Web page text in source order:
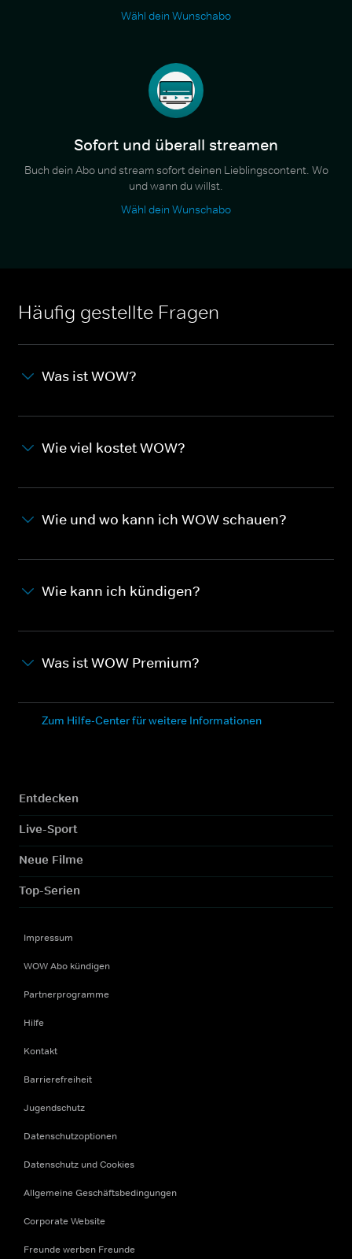
Wähl dein Wunschabo
Sofort und überall streamen
Buch dein Abo und stream sofort deinen Lieblingscontent. Wo
und wann du willst.
Wähl dein Wunschabo
Häufig gestellte Fragen
Was ist WOW?
Wie viel kostet WOW?
Wie und wo kann ich WOW schauen?
Wie kann ich kündigen?
Was ist WOW Premium?
Zum Hilfe-Center für weitere Informationen
Entdecken
Live-Sport
Neue Filme
Top-Serien
Impressum
WOW Abo kündigen
Partnerprogramme
Hilfe
Kontakt
Barrierefreiheit
Jugendschutz
Datenschutzoptionen
Datenschutz und Cookies
Allgemeine Geschäftsbedingungen
Corporate Website
Freunde werben Freunde